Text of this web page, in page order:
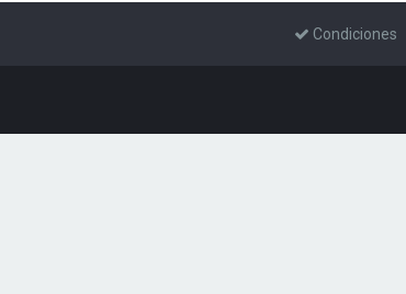
Condiciones